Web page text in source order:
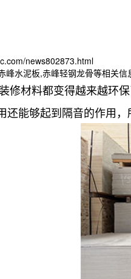
news802873.html
峰水泥板,赤峰轻钢龙骨等相关信
材料都变得越来越环保
能够起到隔音的作用，